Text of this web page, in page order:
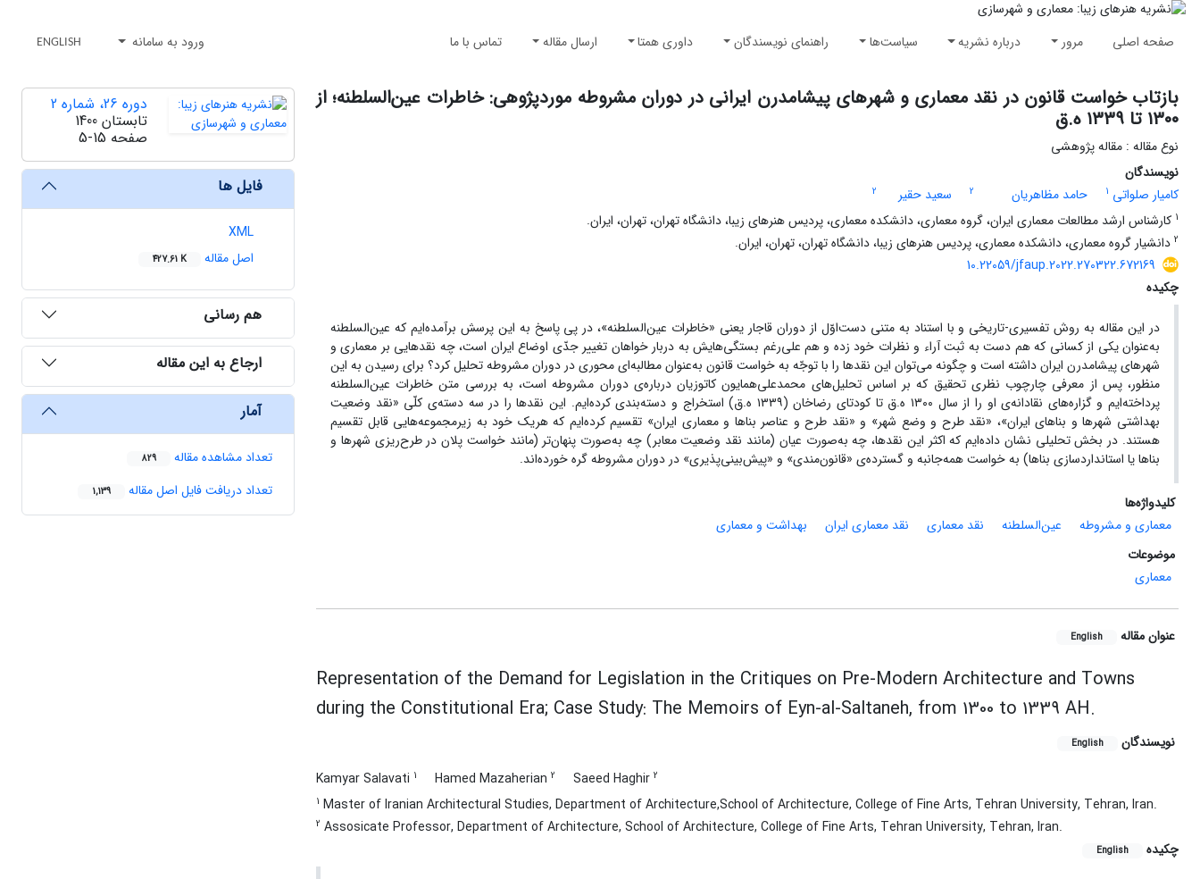
صفحه اصلی مرور درباره نشریه سیاست‌ها راهنمای نویسندگان داوری همتا ارسال مقاله تماس با ما ورود به سامانه ENGLISH
بازتاب خواست قانون در نقد معماری و شهرهای پیشامدرن ایرانی در دوران مشروطه موردپژوهی: خاطرات عین‌السلطنه؛ از
۱۳۰۰ تا ۱۳۳۹ ه.ق
نوع مقاله : مقاله پژوهشی
نویسندگان
کامیار صلواتی 1 حامد مظاهریان 2 سعید حقیر
2
1 کارشناس ارشد مطالعات معماری ایران، گروه معماری، دانشکده معماری، پردیس هنرهای زیبا، دانشگاه تهران، تهران، ایران.
2 دانشیار گروه معماری، دانشکده معماری، پردیس هنرهای زیبا، دانشگاه تهران، تهران، ایران.
10.22059/jfaup.2022.270322.672169
چکیده
در این مقاله به روش تفسیری-تاریخی و با استناد به متنی دست‌اوّل از دوران قاجار یعنی «خاطرات عین‌السلطنه»، در پی پاسخ به این پرسش برآمده‌ایم که عین‌السلطنه
به‌عنوان یکی از کسانی که هم دست به ثبت آراء و نظرات خود زده و هم علی‌رغم بستگی‌هایش به دربار خواهان تغییر جدّی اوضاع ایران است، چه نقدهایی بر معماری و
شهرهای پیشامدرن ایران داشته است و چگونه می‌توان این نقدها را با توجّه به خواست قانون به‌عنوان مطالبه‌ای محوری در دوران مشروطه تحلیل کرد؟ برای رسیدن به این
منظور، پس از معرفی چارچوب نظری تحقیق که بر اساس تحلیل‌های محمدعلی‌همایون کاتوزیان درباره‌ی دوران مشروطه است، به بررسی متن خاطرات عین‌السلطنه
پرداخته‌ایم و گزاره‌های نقادانه‌ی او را از سال ۱۳۰۰ ه.ق تا کودتای رضاخان (۱۳۳۹ ه.ق) استخراج و دسته‌بندی کرده‌ایم. این نقدها را در سه دسته‌ی کلّی «نقد وضعیت
بهداشتی شهرها و بناهای ایران»، «نقد طرح و وضع شهر» و «نقد طرح و عناصر بناها و معماری ایران» تقسیم کرده‌ایم که هریک خود به زیرمجموعه‌هایی قابل تقسیم
هستند. در بخش تحلیلی نشان داده‌ایم که اکثر این نقدها، چه به‌صورت عیان (مانند نقد وضعیت معابر) چه به‌صورت پنهان‌تر (مانند خواست پلان در طرح‌ریزی شهرها و
بناها یا استانداردسازی بناها) به خواست همه‌جانبه و گسترده‌ی «قانون‌مندی» و «پیش‌بینی‌پذیری» در دوران مشروطه گره خورده‌اند.
کلیدواژه‌ها
معماری و مشروطه
عین‌السلطنه نقد معماری نقد معماری ایران
بهداشت و معماری
موضوعات
معماری
عنوان مقاله English
Representation of the Demand for Legislation in the Critiques on Pre-Modern Architecture and Towns
during the Constitutional Era; Case Study: The Memoirs of Eyn-al-Saltaneh, from 1300 to 1339 AH.
نویسندگان English
Kamyar Salavati 1 Hamed Mazaherian 2 Saeed Haghir 2
1 Master of Iranian Architectural Studies, Department of Architecture,School of Architecture, College of Fine Arts, Tehran University, Tehran, Iran.
2 Assosicate Professor, Department of Architecture, School of Architecture, College of Fine Arts, Tehran University, Tehran, Iran.
چکیده
English
دوره 26، شماره 2
تابستان 1400
صفحه 5-15
فایل ها
XML
اصل مقاله
427.61 K
هم رسانی
ارجاع به این مقاله
آمار
تعداد مشاهده مقاله 829
تعداد دریافت فایل اصل مقاله 1,139